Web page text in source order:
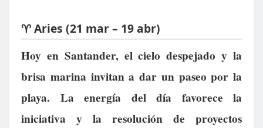
♈ Aries (21 mar – 19 abr)
Hoy en Santander, el cielo despejado y la
brisa marina invitan a dar un paseo por la
playa. La energía del día favorece la
iniciativa y la resolución de proyectos